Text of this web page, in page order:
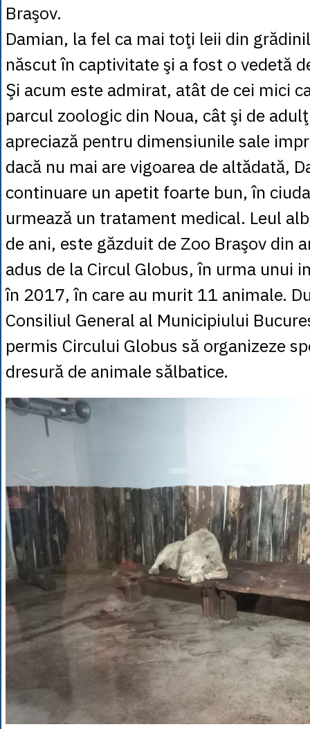
Braşov.
Damian, la fel ca mai toţi leii din
născut în captivitate şi a fost o vedetă
Şi acum este admirat, atât de cei mici
parcul zoologic din Noua, cât şi de
apreciază pentru dimensiunile sale
dacă nu mai are vigoarea de altădată,
continuare un apetit foarte bun, în
urmează un tratament medical. Leul
de ani, este găzduit de Zoo Braşov din
adus de la Circul Globus, în urma unui
în 2017, în care au murit 11 animale.
Consiliul General al Municipiului
permis Circului Globus să organizeze
dresură de animale sălbatice.